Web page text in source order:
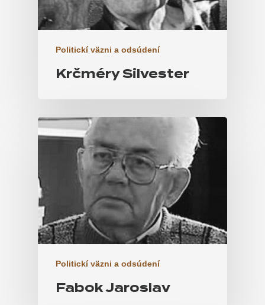
Politickí väzni a odsúdení
Krčméry Silvester
Politickí väzni a odsúdení
Fabok Jaroslav